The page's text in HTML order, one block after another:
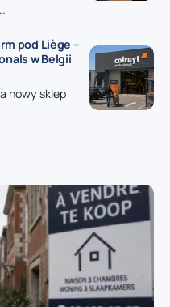
pod Liège –
w Belgii
nowy sklep